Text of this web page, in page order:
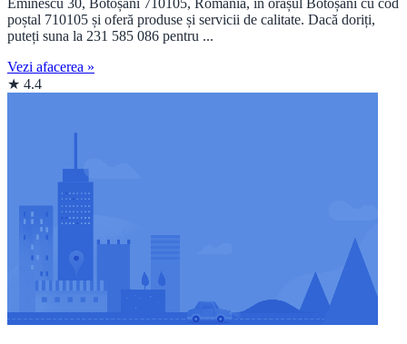
Eminescu 30, Botoșani 710105, România, în orașul Botoșani cu cod
poștal 710105 și oferă produse și servicii de calitate. Dacă doriți,
puteți suna la 231 585 086 pentru ...
Vezi afacerea »
★ 4.4